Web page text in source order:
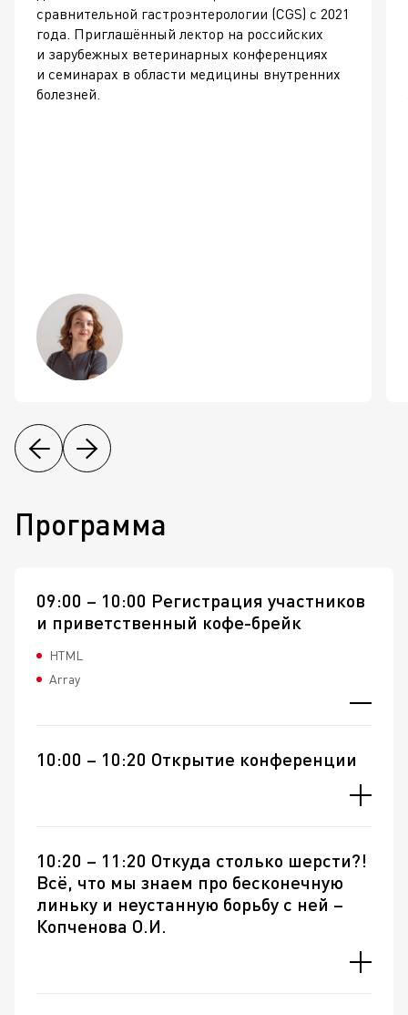
сравнительной гастроэнтерологии (CGS) с 2021
года. Приглашённый лектор на российских
и зарубежных ветеринарных конференциях
и семинарах в области медицины внутренних
болезней.
Программа
09:00 – 10:00 Регистрация участников
и приветственный кофе-брейк
HTML
Array
10:00 – 10:20 Открытие конференции
10:20 – 11:20 Откуда столько шерсти?!
Всё, что мы знаем про бесконечную
линьку и неустанную борьбу с ней –
Копченова О.И.